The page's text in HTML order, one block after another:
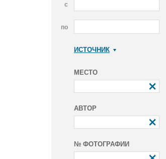
с
по
ИСТОЧНИК
МЕСТО
АВТОР
№ ФОТОГРАФИИ